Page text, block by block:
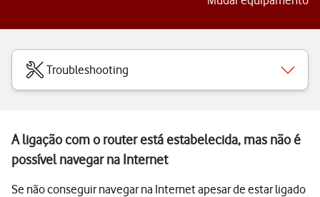
Troubleshooting
A ligação com o router está estabelecida, mas não é
possível navegar na Internet
Se não conseguir navegar na Internet apesar de estar ligado